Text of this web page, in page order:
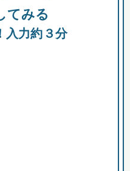
出資
てみる
入力約３分